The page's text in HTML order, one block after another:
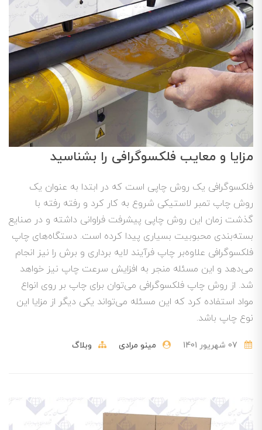
مزایا و معایب فلکسوگرافی را بشناسید
فلکسوگرافی یک روش چاپی است که در ابتدا به عنوان یک
روش چاپ تمبر لاستیکی شروع به کار کرد و رفته رفته با
گذشت زمان این روش چاپی پیشرفت فراوانی داشته و در صنایع
بسته‌بندی محبوبیت بسیاری پیدا کرده است. دستگاه‌های چاپ
فلکسوگرافی علاوه‌بر چاپ فرآیند لایه برداری و برش را نیز انجام
می‌دهد و این مسئله منجر به افزایش سرعت چاپ نیز خواهد
شد. از روش چاپ فلکسوگرافی می‌توان برای چاپ بر روی انواع
مواد استفاده کرد که این مسئله می‌تواند یکی دیگر از مزایا این
نوع چاپ باشد.
مینو مرادی وبلاگ